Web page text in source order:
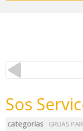
Sos
categorías
GRUAS